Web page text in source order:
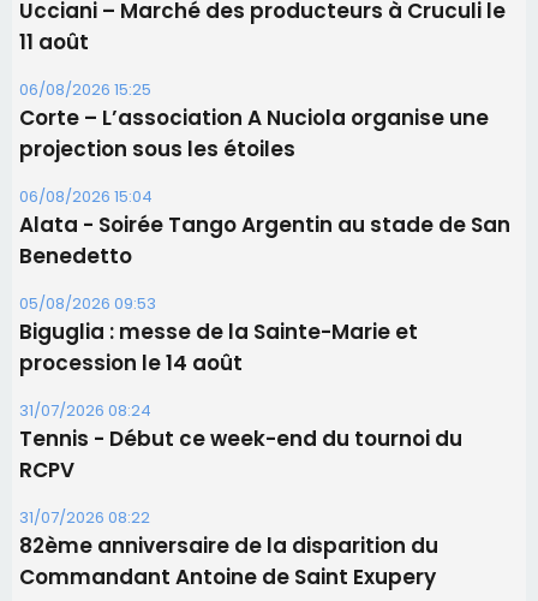
Benedetto
05/08/2026 09:53
Biguglia : messe de la Sainte-Marie et
procession le 14 août
31/07/2026 08:24
Tennis - Début ce week-end du tournoi du
RCPV
31/07/2026 08:22
82ème anniversaire de la disparition du
Commandant Antoine de Saint Exupery
Les plus lus
Satine Nomary est la nouvelle Miss Corse 2026
Éclipse du 12 août : la Corse aux premières loges
d'un spectacle qui ne reviendra pas avant 2081